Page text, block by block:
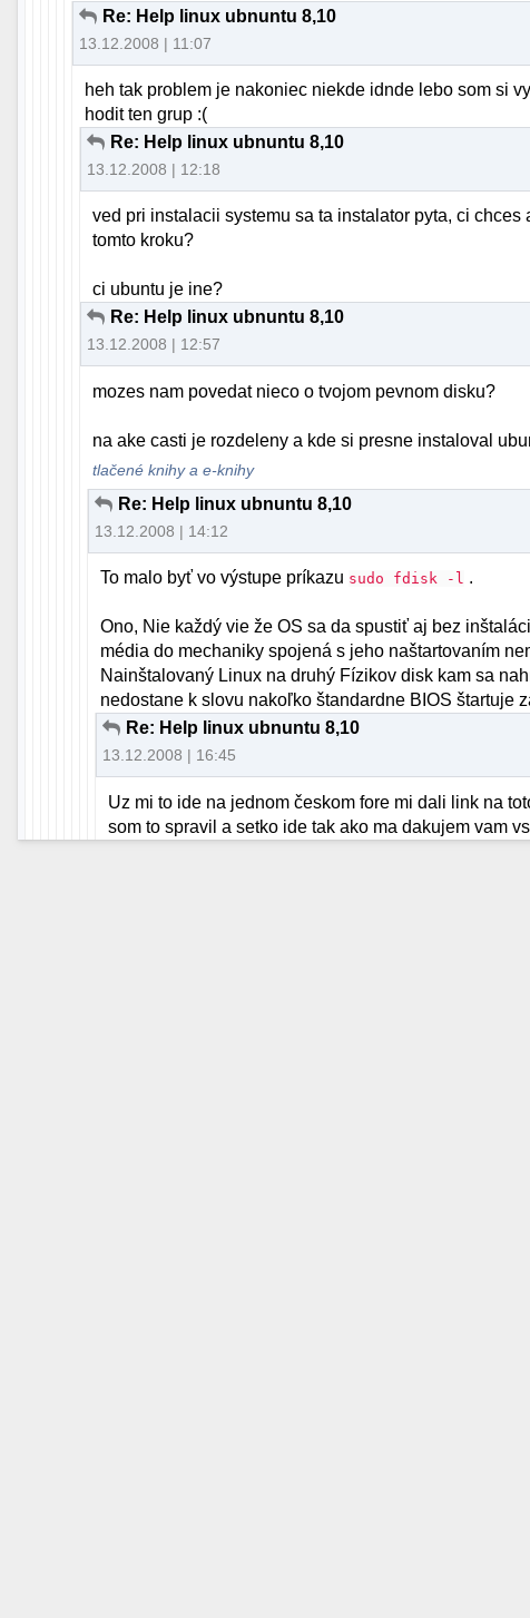
Re: Help linux ubnuntu 8,10
13.12.2008 | 11:07
heh tak problem je nakoniec niekde idnde lebo som si
hodit ten grup :(
Re: Help linux ubnuntu 8,10
13.12.2008 | 12:18
ved pri instalacii systemu sa ta instalator pyta, ci
tomto kroku?
ci ubuntu je ine?
Re: Help linux ubnuntu 8,10
13.12.2008 | 12:57
mozes nam povedat nieco o tvojom pevnom disku?
na ake casti je rozdeleny a kde si presne instaloval
tlačené knihy a e-knihy
Re: Help linux ubnuntu 8,10
13.12.2008 | 14:12
To malo byť vo výstupe príkazu sudo fdisk -l .
Ono, Nie každý vie že OS sa da spustiť aj bez
média do mechaniky spojená s jeho naštartovaním
Nainštalovaný Linux na druhý Fízikov disk kam sa
nedostane k slovu nakoľko štandardne BIOS štartuje
Re: Help linux ubnuntu 8,10
13.12.2008 | 16:45
Uz mi to ide na jednom českom fore mi dali link na
som to spravil a setko ide tak ako ma dakujem vam